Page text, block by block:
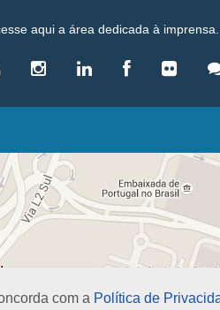
com a Política de
aqui a área dedicada à imprensa.
LEGISLAÇÃO
Decretos-Lei
Resoluções
Normas Brasileiras
Instruções Normativas